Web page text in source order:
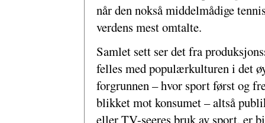
når den nokså middelmådige
verdens mest omtalte.
Samlet sett ser det fra
felles med populærkulturen i det
forgrunnen – hvor sport først og
blikket mot konsumet – altså
eller TV-seeres bruk av sport, er